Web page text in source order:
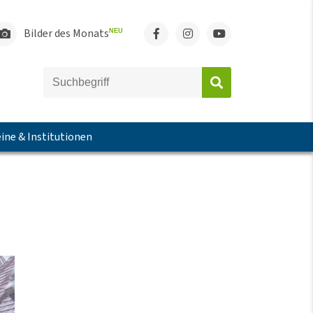
Bilder des Monats NEU
& Institutionen